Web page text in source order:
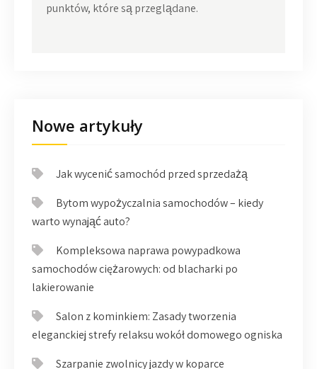
punktów, które są przeglądane.
Nowe artykuły
Jak wycenić samochód przed sprzedażą
Bytom wypożyczalnia samochodów – kiedy
warto wynająć auto?
Kompleksowa naprawa powypadkowa
samochodów ciężarowych: od blacharki po
lakierowanie
Salon z kominkiem: Zasady tworzenia
eleganckiej strefy relaksu wokół domowego ogniska
Szarpanie zwolnicy jazdy w koparce